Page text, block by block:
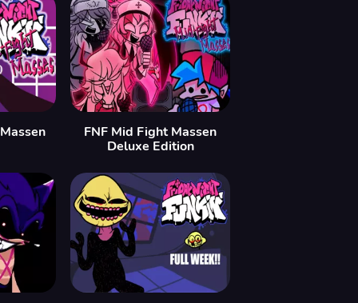
FNF Mid Fight Massen
Deluxe Edition